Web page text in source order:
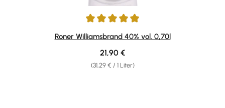
Durchschnittliche Bewertung von 4.92 von 5 Sternen
Roner Williamsbrand 40% vol. 0,70l
(31,29 € / 1 Liter)
Regulärer Preis:
21,90 €